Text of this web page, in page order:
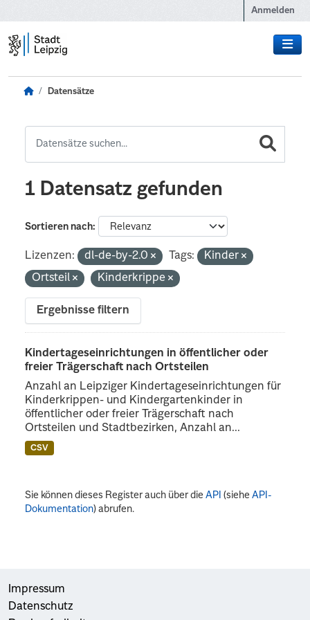
Anmelden
Datensätze
1 Datensatz gefunden
Sortieren nach
Lizenzen: dl-de-by-2.0 Tags:
Kinder
Ortsteil
Kinderkrippe
Ergebnisse filtern
Kindertageseinrichtungen in öffentlicher oder
freier Trägerschaft nach Ortsteilen
Anzahl an Leipziger Kindertageseinrichtungen für
Kinderkrippen- und Kindergartenkinder in
öffentlicher oder freier Trägerschaft nach
Ortsteilen und Stadtbezirken, Anzahl an...
CSV
Sie können dieses Register auch über dieAPI (sieheAPI-
Dokumentation) abrufen.
Impressum
Datenschutz